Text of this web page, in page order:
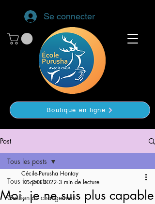
Se connecter
Boutique en ligne
Post
Tous les posts
Gestion du changement
Tous les posts
Moi, je ne suis plus capable
Cécile-Purusha Hontoy
17 août 2022 3 min de lecture